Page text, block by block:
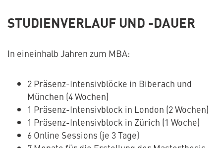
STUDIENVERLAUF UND -DAUER
In eineinhalb Jahren zum MBA:
2 Präsenz-Intensivblöcke in Biberach und
München (4 Wochen)
1 Präsenz-Intensivblock in London (2 Wochen)
1 Präsenz-Intensivblock in Zürich (1 Woche)
6 Online Sessions (je 3 Tage)